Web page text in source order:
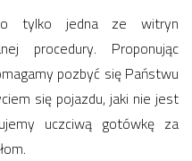
tylko jedna ze witryn
procedury. Proponując
pozbyć się Państwu
się pojazdu, jaki nie jest
uczciwą gotówkę za